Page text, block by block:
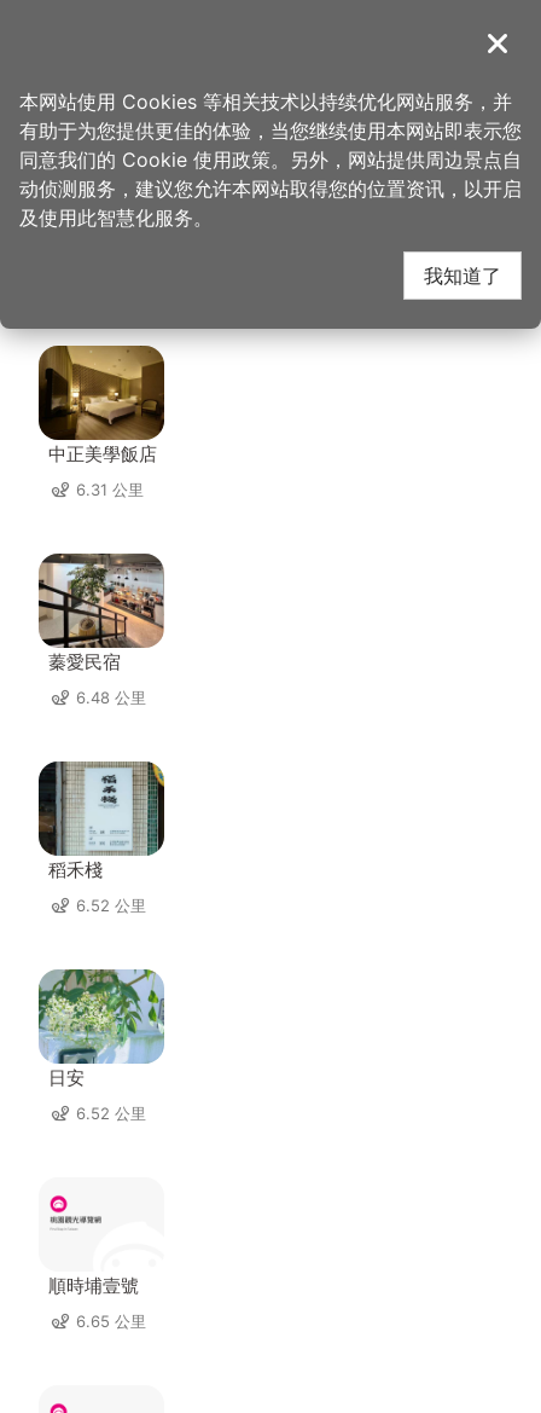
導覽
首页 > 想去的地方 > 美食、购物 > 连城原木艺术馆
连城原木艺术馆 周边住
宿
中正美學飯店
6.31 公里
蓁愛民宿
6.48 公里
稻禾棧
6.52 公里
日安
6.52 公里
順時埔壹號
6.65 公里
关闭
本网站使用 Cookies 等相关技术以持续优化网站服务，并
有助于为您提供更佳的体验，当您继续使用本网站即表示您
同意我们的 Cookie 使用政策。另外，网站提供周边景点自
动侦测服务，建议您允许本网站取得您的位置资讯，以开启
及使用此智慧化服务。
我知道了